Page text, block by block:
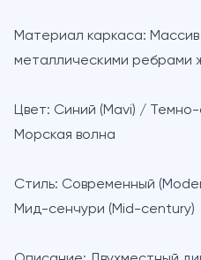
Материал каркаса:
металлическими ребрами
Цвет: Синий (Mavi) /
Морская волна
Стиль: Современный
Мид-сенчури (Mid-century)